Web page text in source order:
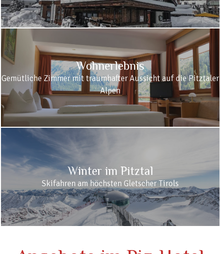
Wohnerlebnis
Gemütliche Zimmer mit traumhafter Aussicht auf die Pitztaler
Alpen
Winter im Pitztal
Skifahren am höchsten Gletscher Tirols